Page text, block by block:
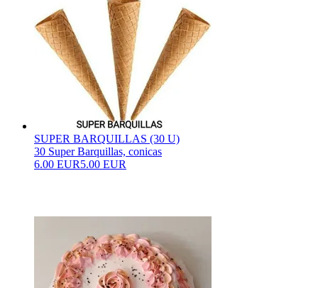
SUPER BARQUILLAS (30 U)
30 Super Barquillas, conicas
6.00 EUR5.00 EUR